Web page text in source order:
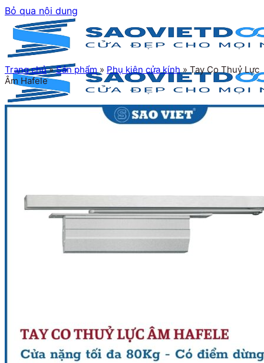
Bỏ qua nội dung
Cửa nhôm
Vách kính
Trang chủ»Sản phẩm» Phụ kiện cửa kính»Tay Co Thuỷ Lực
Âm Hafele